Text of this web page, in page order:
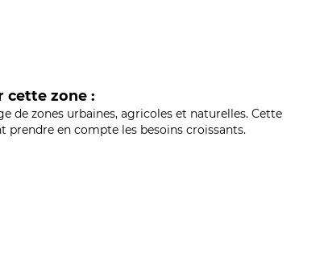
cette zone :
de zones urbaines, agricoles et naturelles. Cette
en compte les besoins croissants.